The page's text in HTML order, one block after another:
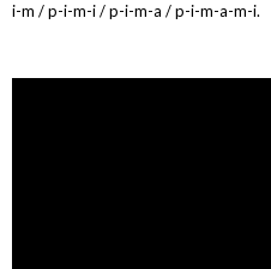
i-m / p-i-m-i / p-i-m-a / p-i-m-a-m-i.